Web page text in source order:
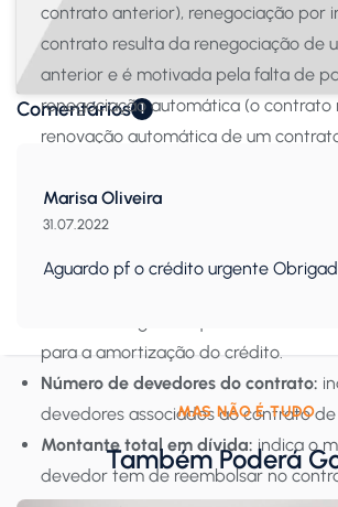
contrato anterior), renegociação por
contrato resulta da renegociação de
anterior e é motivada pela falta de
renegociação automática (o contrato
renovação automática de um
pendente uma ação judicial.
Início e fim:
crédito e data em que se prevê que o
para a amortização do crédito.
Número de devedores do contrato:
devedores associados ao contrato
Montante total em dívida: indica o
devedor tem de reembolsar no
Comentários 1
Marisa Oliveira
31.07.2022
Aguardo pf o crédito urgente
MAS NÃO É TUDO
Também Poderá